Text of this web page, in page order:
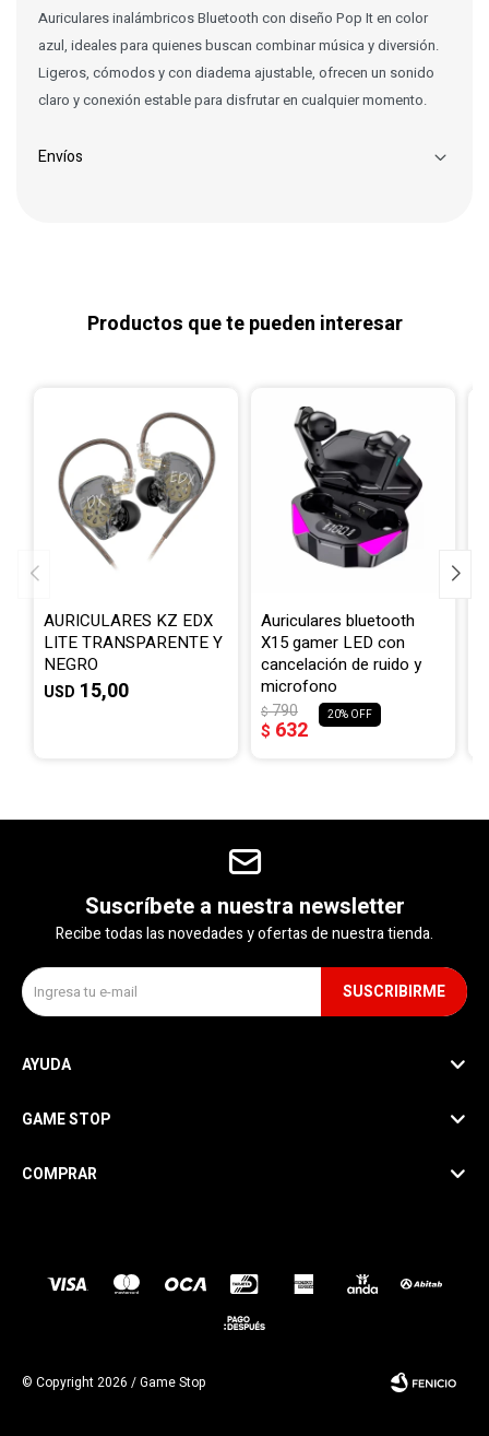
Auriculares inalámbricos Bluetooth con diseño Pop It en color
azul, ideales para quienes buscan combinar música y diversión.
Ligeros, cómodos y con diadema ajustable, ofrecen un sonido
claro y conexión estable para disfrutar en cualquier momento.
Envíos
Productos que te pueden interesar
AURICULARES KZ EDX
LITE TRANSPARENTE Y
NEGRO
USD 15,00
Auriculares bluetooth
X15 gamer LED con
cancelación de ruido y
microfono
$ 632
$790 20
Suscríbete a nuestra newsletter
Recibe todas las novedades y ofertas de nuestra tienda.
SUSCRIBIRME
AYUDA
GAME STOP
COMPRAR
© Copyright 2026 / Game Stop